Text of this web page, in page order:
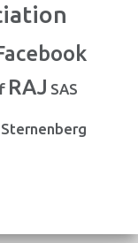
RAJ SAS
Sternenberg